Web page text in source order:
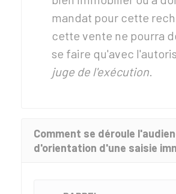
mandat pour cette
cette vente ne pourra
se faire qu'avec
juge de l'exécution.
Comment se déroule
d'orientation d'une saisie